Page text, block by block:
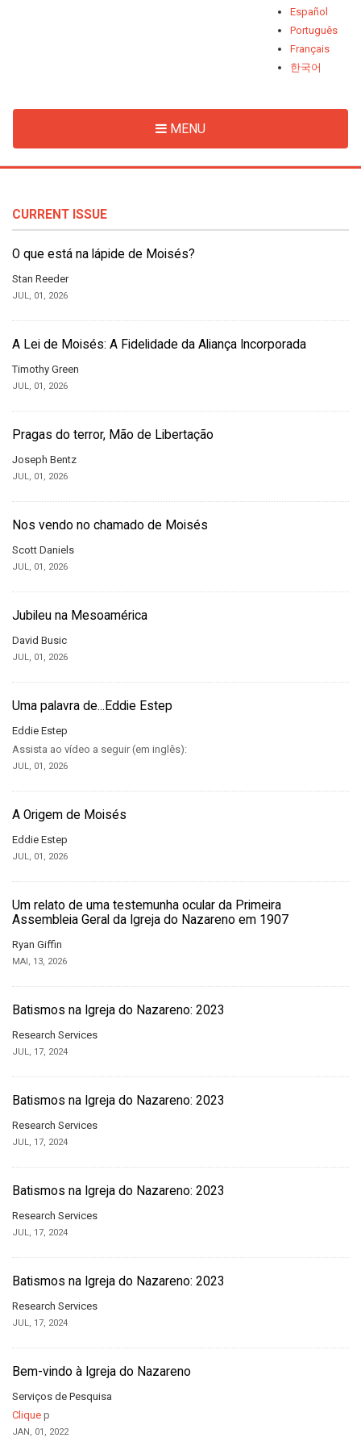
Español
Português
Français
한국어
MENU
CURRENT ISSUE
O que está na lápide de Moisés?
Stan Reeder
JUL, 01, 2026
A Lei de Moisés: A Fidelidade da Aliança Incorporada
Timothy Green
JUL, 01, 2026
Pragas do terror, Mão de Libertação
Joseph Bentz
JUL, 01, 2026
Nos vendo no chamado de Moisés
Scott Daniels
JUL, 01, 2026
Jubileu na Mesoamérica
David Busic
JUL, 01, 2026
Uma palavra de...Eddie Estep
Eddie Estep
Assista ao vídeo a seguir (em inglês):
JUL, 01, 2026
A Origem de Moisés
Eddie Estep
JUL, 01, 2026
Um relato de uma testemunha ocular da Primeira
Assembleia Geral da Igreja do Nazareno em 1907
Ryan Giffin
MAI, 13, 2026
Batismos na Igreja do Nazareno: 2023
Research Services
JUL, 17, 2024
Batismos na Igreja do Nazareno: 2023
Research Services
JUL, 17, 2024
Batismos na Igreja do Nazareno: 2023
Research Services
JUL, 17, 2024
Batismos na Igreja do Nazareno: 2023
Research Services
JUL, 17, 2024
Bem-vindo à Igreja do Nazareno
Serviços de Pesquisa
Clique p
JAN, 01, 2022